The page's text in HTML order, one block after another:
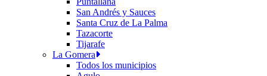
San Andrés y Sauces
Santa Cruz de La Palma
Tazacorte
Tijarafe
La Gomera
Todos los municipios